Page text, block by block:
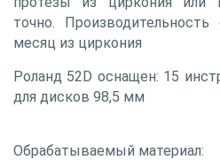
точно.
месяц из циркония
Роланд 52D оснащен: 15
для дисков 98,5 мм
Обрабатываемый материал: